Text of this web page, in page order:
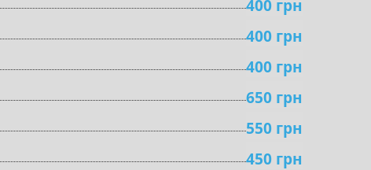
400 грн
400 грн
400 грн
650 грн
550 грн
450 грн